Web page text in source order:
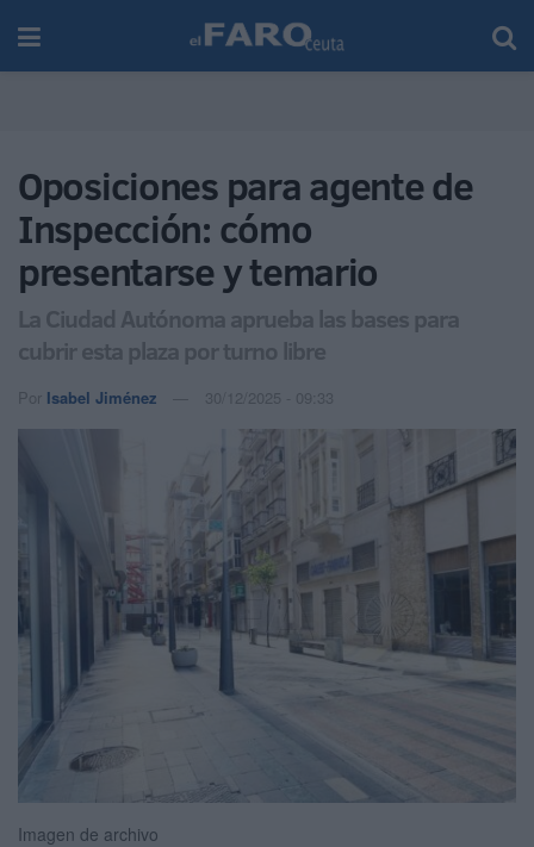
Oposiciones para agente de
Inspección: cómo
presentarse y temario
La Ciudad Autónoma aprueba las bases para
cubrir esta plaza por turno libre
Por Isabel Jiménez 30/12/2025 - 09:33
Imagen de archivo